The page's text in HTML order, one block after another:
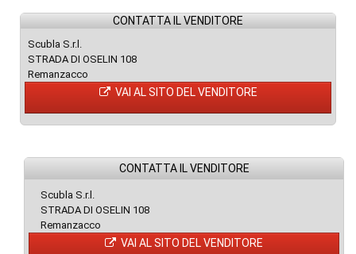
CONTATTA IL VENDITORE
Scubla S.r.l.
STRADA DI OSELIN 108
Remanzacco
VAI AL SITO DEL VENDITORE
CONTATTA IL VENDITORE
Scubla S.r.l.
STRADA DI OSELIN 108
Remanzacco
VAI AL SITO DEL VENDITORE